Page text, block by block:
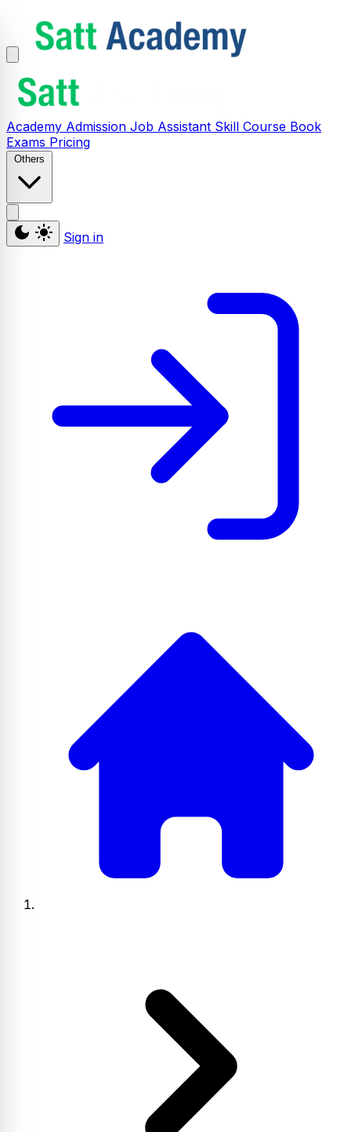
Academy Admission Job Assistant Skill Course Book
Exams Pricing
Others
Sign in